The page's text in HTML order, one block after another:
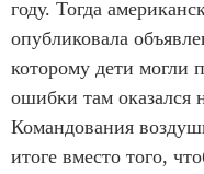
году. Тогда
опубликовала
которому дети могли
ошибки там оказался
Командования
итоге вместо того,